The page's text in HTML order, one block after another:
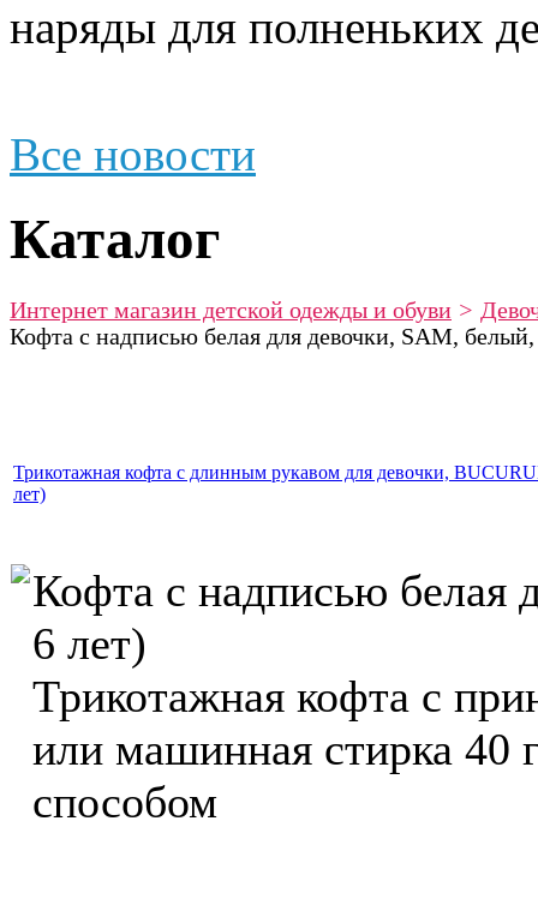
наряды для полненьких
Все новости
Каталог
Интернет магазин детской одежды и обуви >
Кофта с надписью белая для девочки, SAM,
Трикотажная кофта с длинным рукавом для девочки,
лет)
Кофта с надписью белая
6 лет)
Трикотажная кофта с
или машинная стирка 40
способом